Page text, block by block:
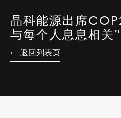
晶科能源出席
与每个人息息相关
← 返回列表页